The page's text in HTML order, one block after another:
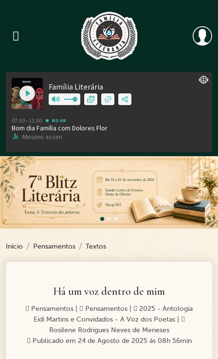
Previous
Início Pensamentos Textos
Há um voz dentro de mim
Pensamentos Pensamentos
2025 - Antologia
Eidi Martins e Convidados - A Voz dos Poetas|
Rosilene Rodrigues Neves de Meneses
Publicado em 24 de Agosto de 2025 ás 08h 56min